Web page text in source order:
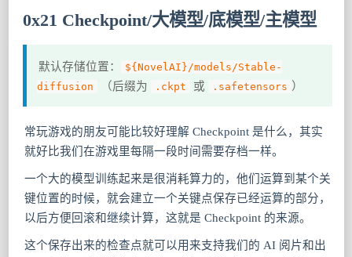
0x21 Checkpoint/大模型/底模型/主模型
默认存储位置：
${NovelAI}/models/Stable-
diffusion
（后缀为 .ckpt 或 .safetensors ）
常玩游戏的朋友可能比较好理解 Checkpoint 是什么，其实
就好比我们在游戏里每隔一段时间需要存档一样。
一个大的模型训练起来是很消耗算力的，他们运算到某个关
键位置的时候，就会建立一个关键点保存已经运算的部分，
以后方便回滚和继续计算，这就是 Checkpoint 的来源。
这个保存出来的检查点就可以用来支持我们的 AI 阅片和出